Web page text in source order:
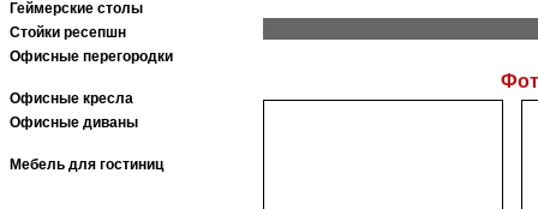
Геймерские столы
Стойки ресепшн
Офисные перегородки
Офисные кресла
Офисные диваны
Мебель для гостиниц